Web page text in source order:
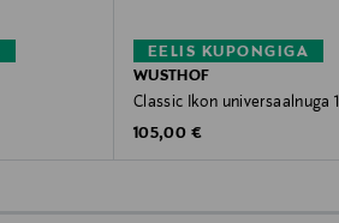
EELIS KUPONGIGA
WUSTHOF
Classic Ikon universaalnuga
Original Price
105,00 €